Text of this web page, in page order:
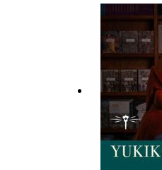
tankar eller